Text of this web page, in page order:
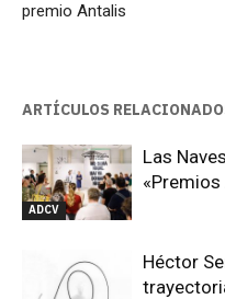
premio Antalis
ARTÍCULOS
ADCV
Las
Héctor